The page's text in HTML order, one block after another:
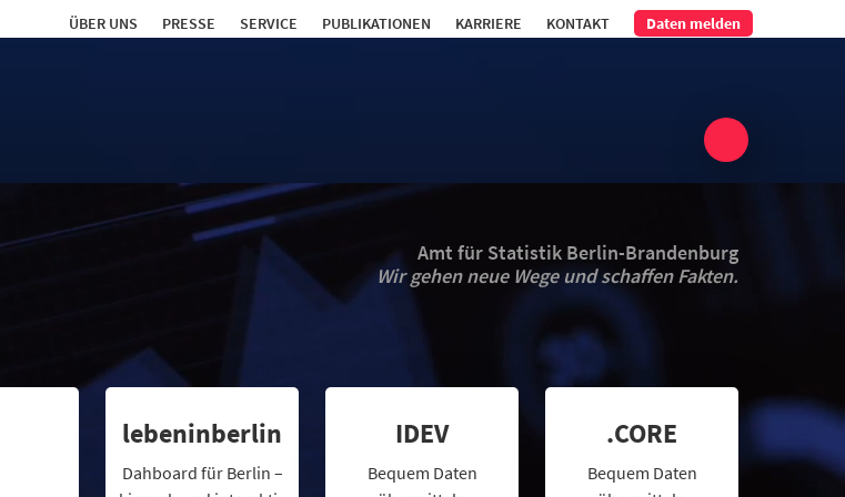
ÜBER UNS PRESSE SERVICE PUBLIKATIONEN KARRIERE KONTAKT Daten melden
Amt für Statistik Berlin-Brandenburg
Wir gehen neue Wege und schaffen Fakten.
lebeninberlin
Dahboard für Berlin –
IDEV
Bequem Daten
.CORE
Bequem Daten